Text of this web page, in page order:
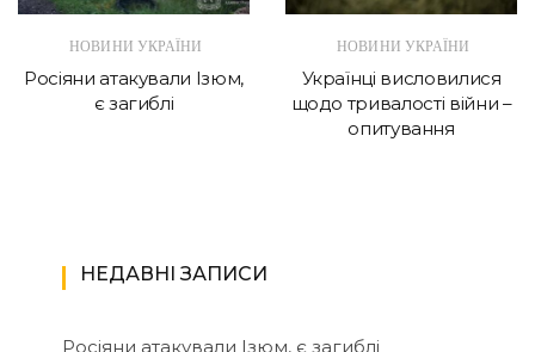
НОВИНИ УКРАЇНИ
Росіяни атакували Ізюм,
є загиблі
НОВИНИ УКРАЇНИ
Українці висловилися
щодо тривалості війни –
опитування
НЕДАВНІ ЗАПИСИ
Росіяни атакували Ізюм, є загиблі